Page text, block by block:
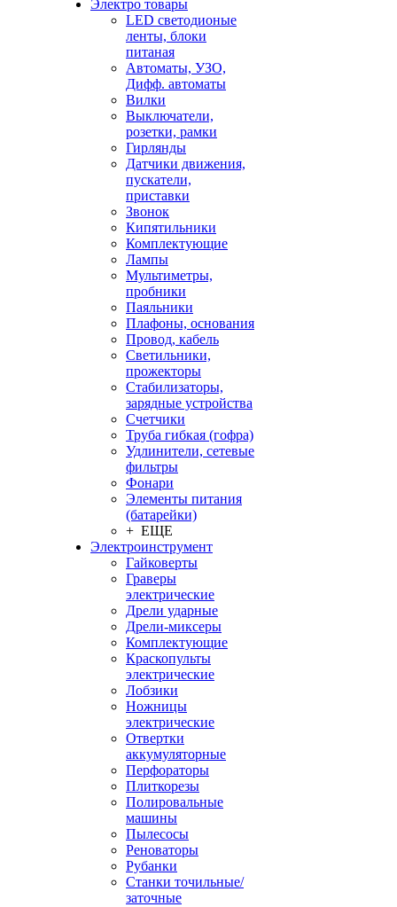
Электро товары
LED светодионые
ленты, блоки
питаная
Автоматы, УЗО,
Дифф. автоматы
Вилки
Выключатели,
розетки, рамки
Гирлянды
Датчики движения,
пускатели,
приставки
Звонок
Кипятильники
Комплектующие
Лампы
Мультиметры,
пробники
Паяльники
Плафоны, основания
Провод, кабель
Светильники,
прожекторы
Стабилизаторы,
зарядные устройства
Счетчики
Труба гибкая (гофра)
Удлинители, сетевые
фильтры
Фонари
Элементы питания
(батарейки)
+ ЕЩЕ
Электроинструмент
Гайковерты
Граверы
электрические
Дрели ударные
Дрели-миксеры
Комплектующие
Краскопульты
электрические
Лобзики
Ножницы
электрические
Отвертки
аккумуляторные
Перфораторы
Плиткорезы
Полировальные
машины
Пылесосы
Реноваторы
Рубанки
Станки точильные/
заточные